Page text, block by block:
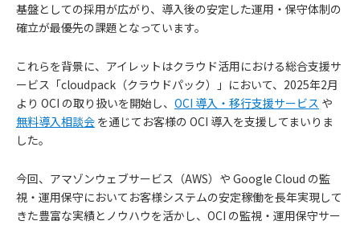
基盤としての採用が広がり、導入後の安定した運用・保守体制の
確立が最優先の課題となっています。
これらを背景に、アイレットはクラウド活用における総合支援サ
ービス「cloudpack（クラウドパック）」において、2025年2月
より OCI の取り扱いを開始し、 OCI 導入・移行支援サービス や
無料導入相談会 を通じてお客様の OCI 導入を支援してまいりま
した。
今回、アマゾンウェブサービス（AWS）や Google Cloud の監
視・運用保守においてお客様システムの安定稼働を長年実現して
きた豊富な実績とノウハウを活かし、OCI の監視・運用保守サー